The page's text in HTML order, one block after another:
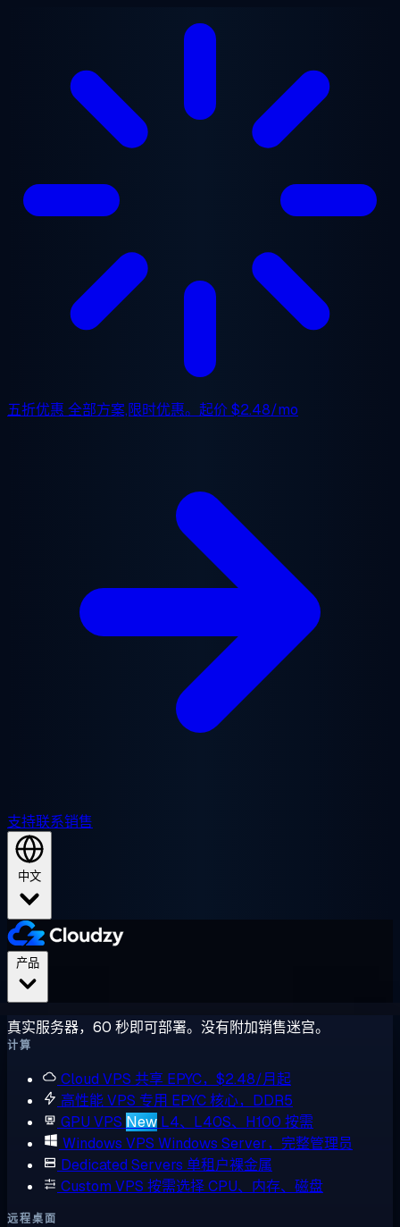
五折优惠 全部方案,限时优惠。起价$2.48/mo
支持联系销售
中文
真实服务器，60 秒即可部署。没有附加销售迷宫。
计算
Cloud VPS 共享 EPYC，$2.48/月起
高性能 VPS 专用 EPYC 核心，DDR5
GPU VPS New L4、L40S、H100 按需
Windows VPS Windows Server，完整管理员
Dedicated Servers 单租户裸金属
Custom VPS 按需选择 CPU、内存、磁盘
远程桌面